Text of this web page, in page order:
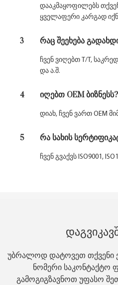
დააკმაყოფილებს
ყველაფერი კარგად
3 რაც შეეხება
ჩვენ ვიღებთ T/T,
და ა.შ.
4 იღებთ OEM ბიზნესს?
დიახ, ჩვენ ვართ OEM
5 რა სახის
ჩვენ გვაქვს ISO9001,
უბრალოდ დატოვეთ თქვენი
ნომერი საკონტაქტო
გამოგიგზავნოთ უფასო